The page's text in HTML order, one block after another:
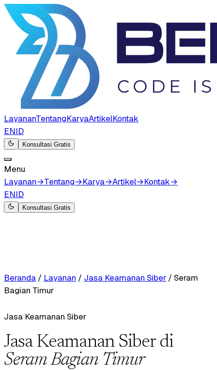
LayananTentangKaryaArtikelKontak
ENID
Konsultasi Gratis
Menu
Layanan→Tentang→Karya→Artikel→Kontak→
ENID
Konsultasi Gratis
Beranda / Layanan / Jasa Keamanan Siber / Seram
Bagian Timur
Jasa Keamanan Siber
Jasa Keamanan Siber di
Seram Bagian Timur